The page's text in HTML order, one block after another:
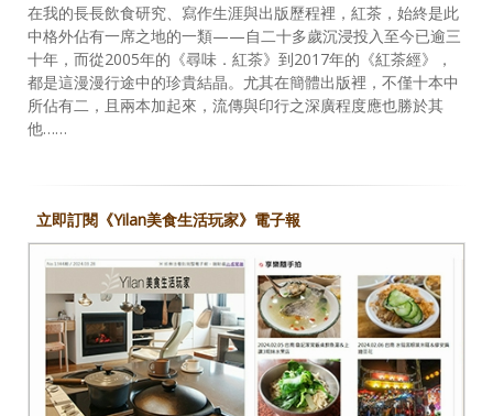
在我的長長飲食研究、寫作生涯與出版歷程裡，紅茶，始終是此
中格外佔有一席之地的一類——自二十多歲沉浸投入至今已逾三
十年，而從2005年的《尋味．紅茶》到2017年的《紅茶經》，
都是這漫漫行途中的珍貴結晶。尤其在簡體出版裡，不僅十本中
所佔有二，且兩本加起來，流傳與印行之深廣程度應也勝於其
他……
立即訂閱《Yilan美食生活玩家》電子報